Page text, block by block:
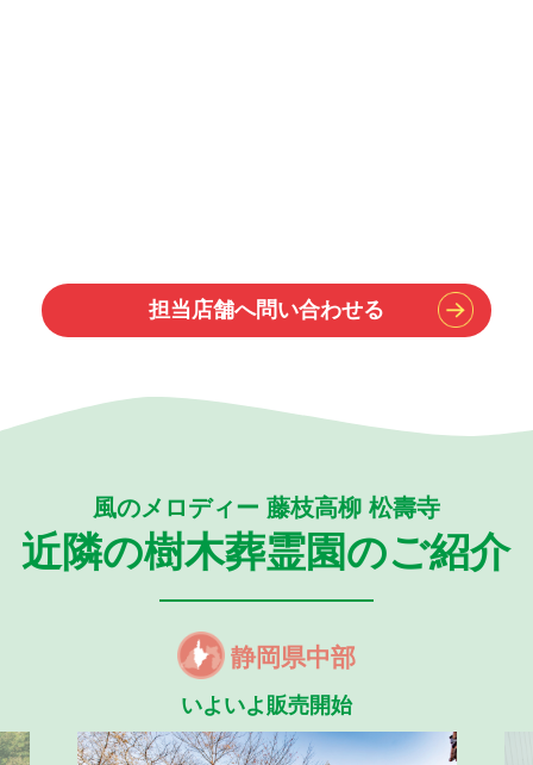
担当店舗へ問い合わせる
風のメロディー 藤枝高柳 松壽寺
近隣の樹木葬霊園のご紹介
静岡県中部
いよいよ販売開始